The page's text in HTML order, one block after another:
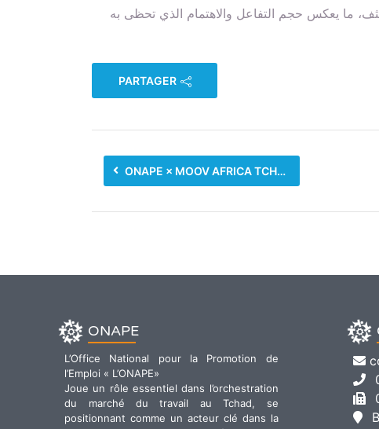
ما يعكس حجم التفاعل والاهتمام الذي تحظى به
PARTAGER
ONAPE × MOOV AFRICA TCHAD — UNE CONVENTION SIGNÉE POUR L’AVENIR !
ONAPE
L’Office National pour la Promotion de
l’Emploi « L’ONAPE»
Joue un rôle essentiel dans l’orchestration
du marché du travail au Tchad, se
positionnant comme un acteur clé dans la